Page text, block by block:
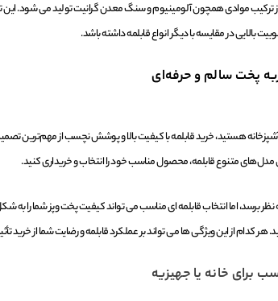
ترکیب موادی همچون آلومینیوم و سنگ معدن گرانیت تولید می ‌شود. این
بالایی در مقایسه با دیگر انواع قابلمه داشته باشد.
پخت سالم و حرفه‌ای
هستید، خرید قابلمه با کیفیت بالا و پوشش نچسب از مهم‌ترین
مدل‌های متنوع قابلمه، محصول مناسب خود را انتخاب و خریداری کنید.
نظر برسد، اما انتخاب قابلمه ای مناسب می تواند کیفیت پخت وپز شما را
کدام از این ویژگی ها می تواند بر عملکرد قابلمه و رضایت شما از خرید
برای خانه یا جهیزیه